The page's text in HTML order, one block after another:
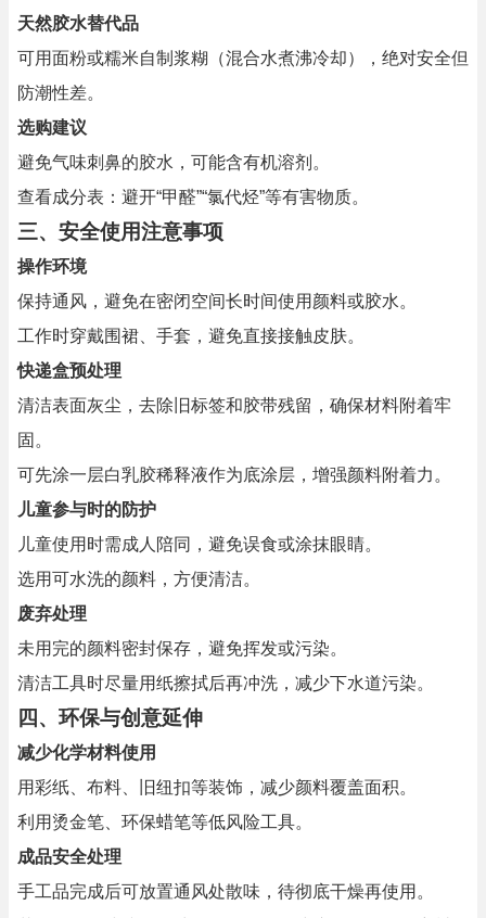
天然胶水替代品
可用面粉或糯米自制浆糊（混合水煮沸冷却），绝对安全但
防潮性差。
选购建议
避免气味刺鼻的胶水，可能含有机溶剂。
查看成分表：避开“甲醛”“氯代烃”等有害物质。
三、 安全使用注意事项
操作环境
保持通风，避免在密闭空间长时间使用颜料或胶水。
工作时穿戴围裙、手套，避免直接接触皮肤。
快递盒预处理
清洁表面灰尘，去除旧标签和胶带残留，确保材料附着牢
固。
可先涂一层白乳胶稀释液作为底涂层，增强颜料附着力。
儿童参与时的防护
儿童使用时需成人陪同，避免误食或涂抹眼睛。
选用可水洗的颜料，方便清洁。
废弃处理
未用完的颜料密封保存，避免挥发或污染。
清洁工具时尽量用纸擦拭后再冲洗，减少下水道污染。
四、 环保与创意延伸
减少化学材料使用
用彩纸、布料、旧纽扣等装饰，减少颜料覆盖面积。
利用烫金笔、环保蜡笔等低风险工具。
成品安全处理
手工品完成后可放置通风处散味，待彻底干燥再使用。